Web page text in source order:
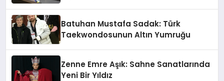
Batuhan Mustafa Sadak: Türk
Taekwondosunun Altın Yumruğu
Zenne Emre Aşık: Sahne Sanatlarında
Yeni Bir Yıldız